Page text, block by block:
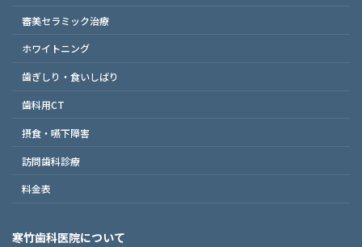
審美セラミック治療
ホワイトニング
歯ぎしり・食いしばり
歯科用CT
摂食・嚥下障害
訪問歯科診療
料金表
寒竹歯科医院について